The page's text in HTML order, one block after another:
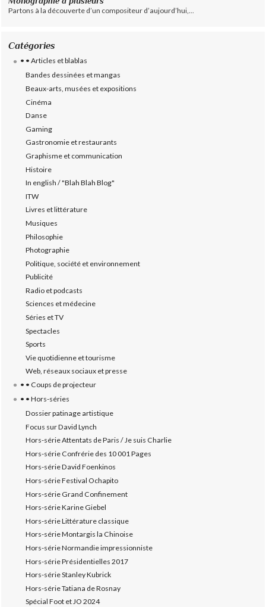
Partons à la découverte d’un compositeur d’aujourd’hui,...
Catégories
• • Articles et blablas
Bandes dessinées et mangas
Beaux-arts, musées et expositions
Cinéma
Danse
Gaming
Gastronomie et restaurants
Graphisme et communication
Histoire
In english / "Blah Blah Blog"
ITW
Livres et littérature
Musiques
Philosophie
Photographie
Politique, société et environnement
Publicité
Radio et podcasts
Sciences et médecine
Séries et TV
Spectacles
Sports
Vie quotidienne et tourisme
Web, réseaux sociaux et presse
• • Coups de projecteur
• • Hors-séries
Dossier patinage artistique
Focus sur David Lynch
Hors-série Attentats de Paris / Je suis Charlie
Hors-série Confrérie des 10 001 Pages
Hors-série David Foenkinos
Hors-série Festival Ochapito
Hors-série Grand Confinement
Hors-série Karine Giebel
Hors-série Littérature classique
Hors-série Montargis la Chinoise
Hors-série Normandie impressionniste
Hors-série Présidentielles 2017
Hors-série Stanley Kubrick
Hors-série Tatiana de Rosnay
Spécial Foot et JO 2024